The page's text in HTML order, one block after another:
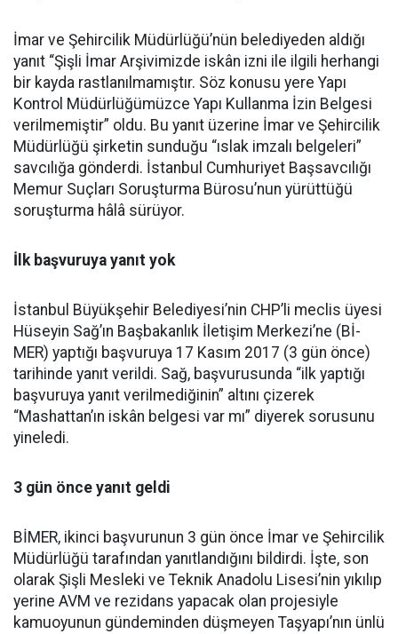
İmar ve Şehircilik Müdürlüğü’nün belediyeden aldığı
yanıt “Şişli İmar Arşivimizde iskân izni ile ilgili herhangi
bir kayda rastlanılmamıştır. Söz konusu yere Yapı
Kontrol Müdürlüğümüzce Yapı Kullanma İzin Belgesi
verilmemiştir” oldu. Bu yanıt üzerine İmar ve Şehircilik
Müdürlüğü şirketin sunduğu “ıslak imzalı belgeleri”
savcılığa gönderdi. İstanbul Cumhuriyet Başsavcılığı
Memur Suçları Soruşturma Bürosu’nun yürüttüğü
soruşturma hâlâ sürüyor.
İlk başvuruya yanıt yok
İstanbul Büyükşehir Belediyesi’nin CHP’li meclis üyesi
Hüseyin Sağ’ın Başbakanlık İletişim Merkezi’ne (Bİ-
MER) yaptığı başvuruya 17 Kasım 2017 (3 gün önce)
tarihinde yanıt verildi. Sağ, başvurusunda “ilk yaptığı
başvuruya yanıt verilmediğinin” altını çizerek
“Mashattan’ın iskân belgesi var mı” diyerek sorusunu
yineledi.
3 gün önce yanıt geldi
BİMER, ikinci başvurunun 3 gün önce İmar ve Şehircilik
Müdürlüğü tarafından yanıtlandığını bildirdi. İşte, son
olarak Şişli Mesleki ve Teknik Anadolu Lisesi’nin yıkılıp
yerine AVM ve rezidans yapacak olan projesiyle
kamuoyunun gündeminden düşmeyen Taşyapı’nın ünlü